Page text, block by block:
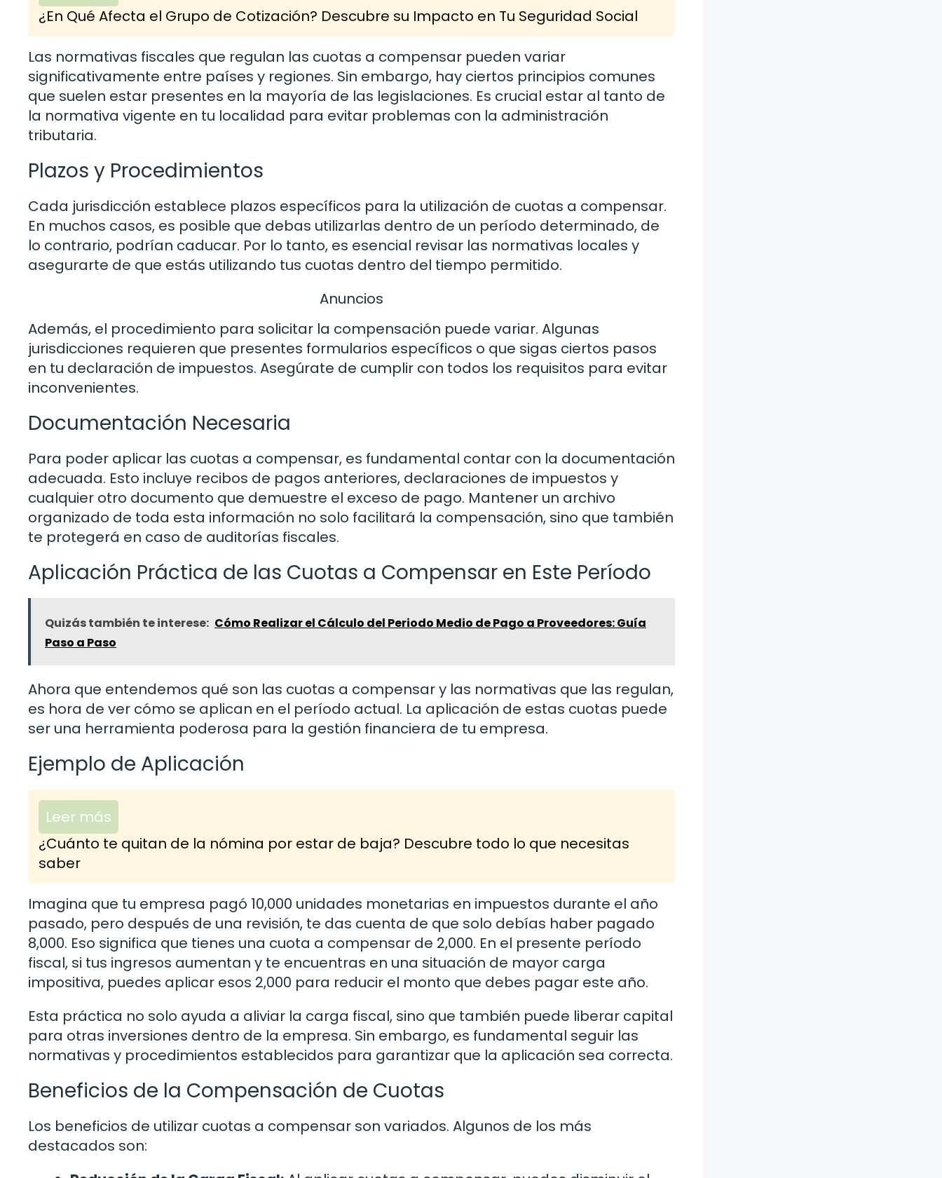
¿En Qué Afecta el Grupo de Cotización? Descubre su Impacto en Tu Seguridad Social
Las normativas fiscales que regulan las cuotas a compensar pueden variar
significativamente entre países y regiones. Sin embargo, hay ciertos principios comunes
que suelen estar presentes en la mayoría de las legislaciones. Es crucial estar al tanto de
la normativa vigente en tu localidad para evitar problemas con la administración
tributaria.
Plazos y Procedimientos
Cada jurisdicción establece plazos específicos para la utilización de cuotas a compensar.
En muchos casos, es posible que debas utilizarlas dentro de un período determinado, de
lo contrario, podrían caducar. Por lo tanto, es esencial revisar las normativas locales y
asegurarte de que estás utilizando tus cuotas dentro del tiempo permitido.
Anuncios
Además, el procedimiento para solicitar la compensación puede variar. Algunas
jurisdicciones requieren que presentes formularios específicos o que sigas ciertos pasos
en tu declaración de impuestos. Asegúrate de cumplir con todos los requisitos para evitar
inconvenientes.
Documentación Necesaria
Para poder aplicar las cuotas a compensar, es fundamental contar con la documentación
adecuada. Esto incluye recibos de pagos anteriores, declaraciones de impuestos y
cualquier otro documento que demuestre el exceso de pago. Mantener un archivo
organizado de toda esta información no solo facilitará la compensación, sino que también
te protegerá en caso de auditorías fiscales.
Aplicación Práctica de las Cuotas a Compensar en Este Período
Quizás también te interese: Cómo Realizar el Cálculo del Periodo Medio de Pago a Proveedores: Guía
Paso a Paso
Ahora que entendemos qué son las cuotas a compensar y las normativas que las regulan,
es hora de ver cómo se aplican en el período actual. La aplicación de estas cuotas puede
ser una herramienta poderosa para la gestión financiera de tu empresa.
Ejemplo de Aplicación
Leer más
¿Cuánto te quitan de la nómina por estar de baja? Descubre todo lo que necesitas
saber
Imagina que tu empresa pagó 10,000 unidades monetarias en impuestos durante el año
pasado, pero después de una revisión, te das cuenta de que solo debías haber pagado
8,000. Eso significa que tienes una cuota a compensar de 2,000. En el presente período
fiscal, si tus ingresos aumentan y te encuentras en una situación de mayor carga
impositiva, puedes aplicar esos 2,000 para reducir el monto que debes pagar este año.
Esta práctica no solo ayuda a aliviar la carga fiscal, sino que también puede liberar capital
para otras inversiones dentro de la empresa. Sin embargo, es fundamental seguir las
normativas y procedimientos establecidos para garantizar que la aplicación sea correcta.
Beneficios de la Compensación de Cuotas
Los beneficios de utilizar cuotas a compensar son variados. Algunos de los más
destacados son: